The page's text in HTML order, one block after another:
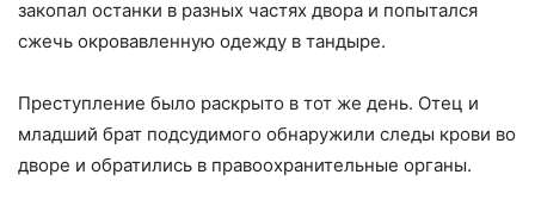
закопал останки в разных частях двора и попытался
сжечь окровавленную одежду в тандыре.
Преступление было раскрыто в тот же день. Отец и
младший брат подсудимого обнаружили следы крови во
дворе и обратились в правоохранительные органы.